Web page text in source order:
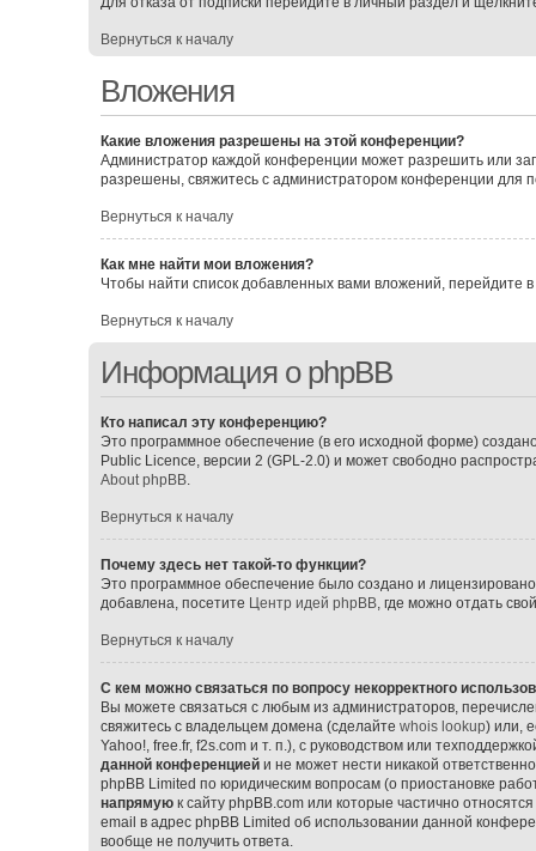
Вернуться к началу
Вложения
Какие вложения разрешены на этой конференции?
Администратор каждой конференции может разрешить или
разрешены, свяжитесь с администратором конференции для
Вернуться к началу
Как мне найти мои вложения?
Чтобы найти список добавленных вами вложений,
Вернуться к началу
Информация о phpBB
Кто написал эту конференцию?
Это программное обеспечение (в его исходной форме)
Public Licence, версии 2 (GPL-2.0) и может свободно
About phpBB.
Вернуться к началу
Почему здесь нет такой-то функции?
Это программное обеспечение было создано и
добавлена, посетите Центр идей phpBB, где можно отдать
Вернуться к началу
С кем можно связаться по вопросу некорректного
Вы можете связаться с любым из администраторов,
свяжитесь с владельцем домена (сделайте whois lookup) или,
Yahoo!, free.fr, f2s.com и т. п.), с руководством или
данной конференциейи не может нести никакой
phpBB Limited по юридическим вопросам (о приостановке
напрямуюк сайту phpBB.com или которые частично
email в адрес phpBB Limited об использовании данной
вообще не получить ответа.